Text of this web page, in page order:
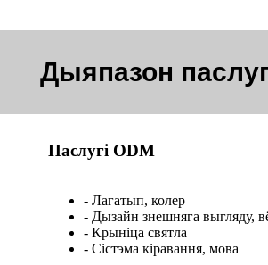
Дыяпазон паслуг
Паслугі ODM
- Лагатып, колер
- Дызайн знешняга выгляду,
- Крыніца святла
- Сістэма кіравання, мова